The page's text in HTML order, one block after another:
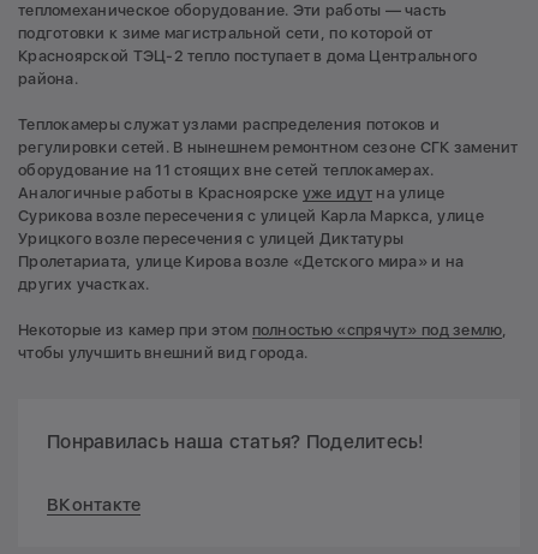
тепломеханическое оборудование. Эти работы — часть
подготовки к зиме магистральной сети, по которой от
Красноярской ТЭЦ-2 тепло поступает в дома Центрального
района.
Теплокамеры служат узлами распределения потоков и
регулировки сетей. В нынешнем ремонтном сезоне СГК заменит
оборудование на 11 стоящих вне сетей теплокамерах.
Аналогичные работы в Красноярске уже идут на улице
Сурикова возле пересечения с улицей Карла Маркса, улице
Урицкого возле пересечения с улицей Диктатуры
Пролетариата, улице Кирова возле «Детского мира» и на
других участках.
Некоторые из камер при этом полностью «спрячут» под землю,
чтобы улучшить внешний вид города.
Понравилась наша статья? Поделитесь!
ВКонтакте